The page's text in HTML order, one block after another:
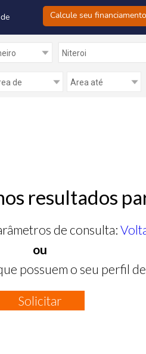
Calcule seu financiamento
resultados
de consulta:
ou
possuem o seu perfil
Solicitar